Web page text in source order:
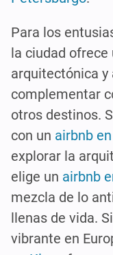
Para los
la ciudad ofrece
arquitectónica y
complementar
otros destinos.
con un airbnb
explorar la
elige un airbnb
mezcla de lo
llenas de vida.
vibrante en